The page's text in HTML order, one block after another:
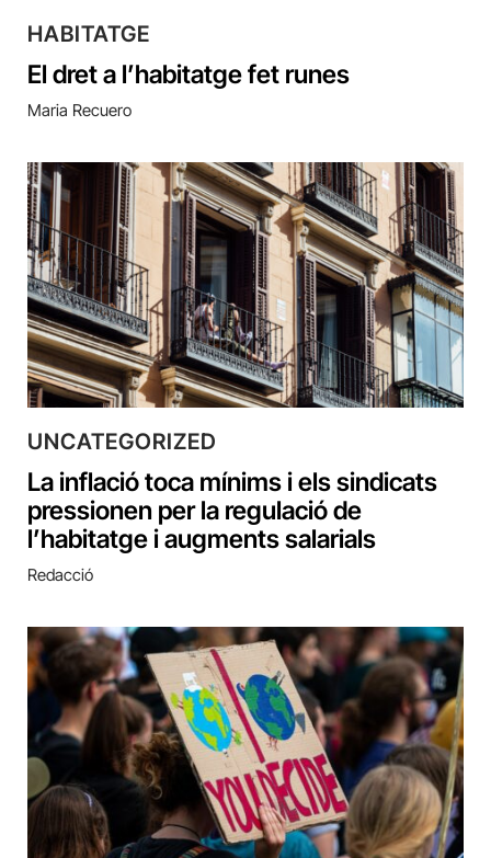
HABITATGE
El dret a l’habitatge fet runes
Maria Recuero
UNCATEGORIZED
La inflació toca mínims i els sindicats
pressionen per la regulació de
l’habitatge i augments salarials
Redacció